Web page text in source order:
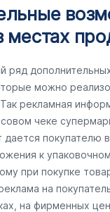
местах
ряд
можно
рекламная
чеке
дается покупателю
к
при покупке
на
на фирменных